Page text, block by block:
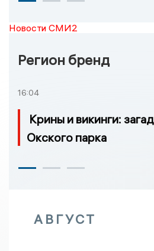
Новости СМИ2
Регион бренд
16:04
Крины и викинги:
Окского парка
АВГУСТ